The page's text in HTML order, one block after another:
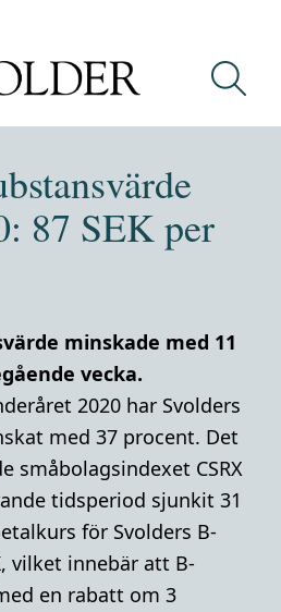
87 SEK per
minskade med 11
vecka.
2020 har Svolders
med 37 procent. Det
småbolagsindexet CSRX
tidsperiod sjunkit 31
för Svolders B-
vilket innebär att B-
en rabatt om 3